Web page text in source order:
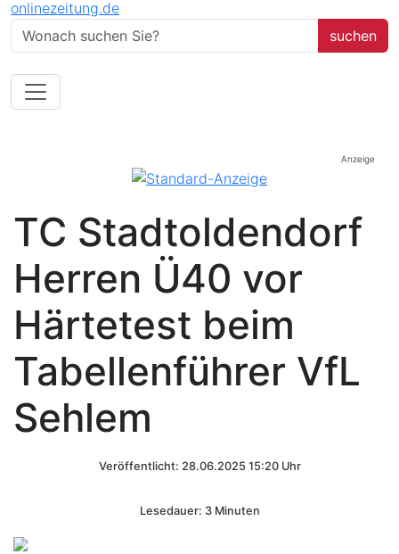
onlinezeitung.de
Anzeige
TC Stadtoldendorf
Herren Ü40 vor
Härtetest beim
Tabellenführer VfL
Sehlem
Veröffentlicht: 28.06.2025 15:20 Uhr
Lesedauer: 3 Minuten